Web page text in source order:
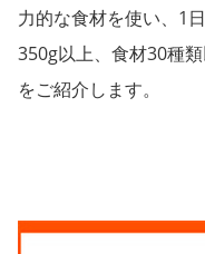
力的な食材を使い、1
350g以上、食材30種
をご紹介します。